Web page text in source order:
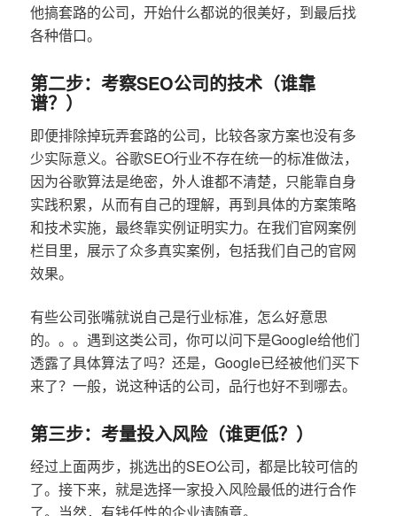
他搞套路的公司，开始什么都说的很美好，到最后找
各种借口。
第二步：考察SEO公司的技术（谁靠
谱？）
即便排除掉玩弄套路的公司，比较各家方案也没有多
少实际意义。谷歌SEO行业不存在统一的标准做法，
因为谷歌算法是绝密，外人谁都不清楚，只能靠自身
实践积累，从而有自己的理解，再到具体的方案策略
和技术实施，最终靠实例证明实力。在我们官网案例
栏目里，展示了众多真实案例，包括我们自己的官网
效果。
有些公司张嘴就说自己是行业标准，怎么好意思
的。。。遇到这类公司，你可以问下是Google给他们
透露了具体算法了吗？还是，Google已经被他们买下
来了？一般，说这种话的公司，品行也好不到哪去。
第三步：考量投入风险（谁更低？）
经过上面两步，挑选出的SEO公司，都是比较可信的
了。接下来，就是选择一家投入风险最低的进行合作